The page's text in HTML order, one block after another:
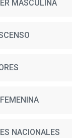
MASCULINA
NACIONALES